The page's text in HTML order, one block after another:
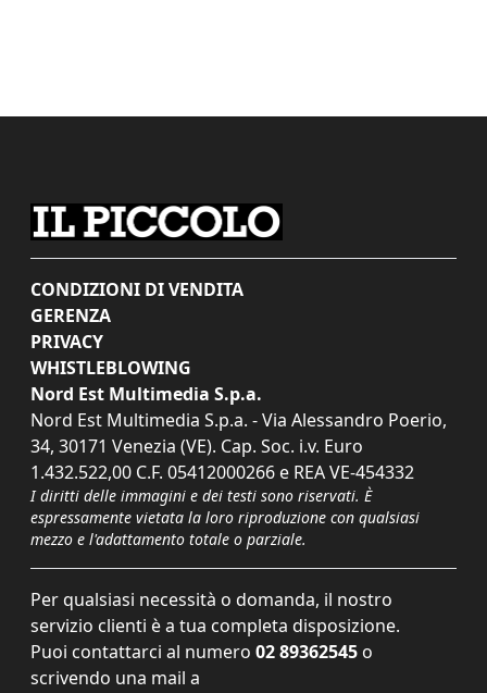
CONDIZIONI DI VENDITA
GERENZA
PRIVACY
WHISTLEBLOWING
Nord Est Multimedia S.p.a.
Nord Est Multimedia S.p.a. - Via Alessandro Poerio,
34, 30171 Venezia (VE). Cap. Soc. i.v. Euro
1.432.522,00 C.F. 05412000266 e REA VE-454332
I diritti delle immagini e dei testi sono riservati. È
espressamente vietata la loro riproduzione con qualsiasi
mezzo e l'adattamento totale o parziale.
Per qualsiasi necessità o domanda, il nostro
servizio clienti è a tua completa disposizione.
Puoi contattarci al numero 02 89362545 o
scrivendo una mail a